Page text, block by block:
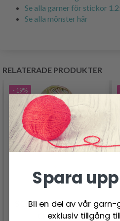
Se alla garner för stickor
Se alla mönster här
RELATERADE PRODUKTER
- 19%
SCHEEPJES CATONA
CHROMA
Spara
Bli en del av vår
exklusiv tillgång